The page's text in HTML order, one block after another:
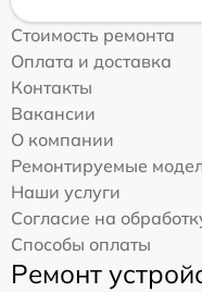
Стоимость ремонта
Оплата и доставка
Контакты
Вакансии
О компании
Ремонтируемые
Наши услуги
Согласие на
Способы оплаты
Ремонт